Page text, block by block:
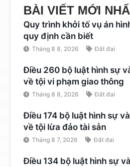
BÀI VIẾT MỚI
Quy trình khởi tố vụ án
quy định cần biết
Tháng 8 8, 2026 Đất đai
Điều 260 bộ luật hình sự
về tội vi phạm giao thông
Tháng 8 8, 2026 Đất đai
Điều 174 bộ luật hình sự
về tội lừa đảo tài sản
Tháng 8 7, 2026 Đất đai
Điều 134 bộ luật hình sự